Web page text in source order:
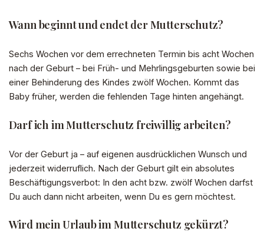
Wann beginnt und endet der Mutterschutz?
Sechs Wochen vor dem errechneten Termin bis acht Wochen
nach der Geburt – bei Früh- und Mehrlingsgeburten sowie bei
einer Behinderung des Kindes zwölf Wochen. Kommt das
Baby früher, werden die fehlenden Tage hinten angehängt.
Darf ich im Mutterschutz freiwillig arbeiten?
Vor der Geburt ja – auf eigenen ausdrücklichen Wunsch und
jederzeit widerruflich. Nach der Geburt gilt ein absolutes
Beschäftigungsverbot: In den acht bzw. zwölf Wochen darfst
Du auch dann nicht arbeiten, wenn Du es gern möchtest.
Wird mein Urlaub im Mutterschutz gekürzt?